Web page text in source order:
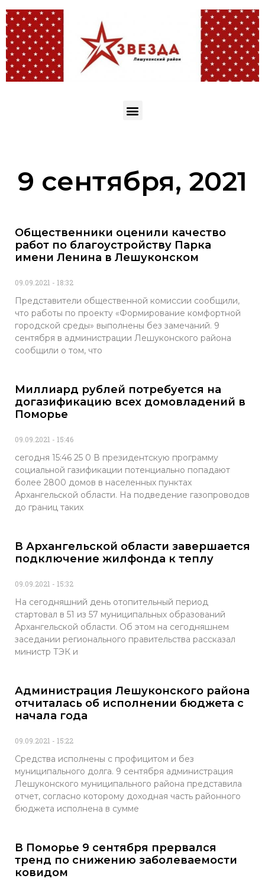
9 сентября, 2021
Общественники оценили качество
работ по благоустройству Парка
имени Ленина в Лешуконском
09.09.2021 18:32
Представители общественной комиссии сообщили,
что работы по проекту «Формирование комфортной
городской среды» выполнены без замечаний. 9
сентября в администрации Лешуконского района
сообщили о том, что
Миллиард рублей потребуется на
догазификацию всех домовладений в
Поморье
09.09.2021 15:46
сегодня 15:46 25 0 В президентскую программу
социальной газификации потенциально попадают
более 2800 домов в населенных пунктах
Архангельской области. На подведение газопроводов
до границ таких
В Архангельской области завершается
подключение жилфонда к теплу
09.09.2021 15:32
На сегодняшний день отопительный период
стартовал в 51 из 57 муниципальных образований
Архангельской области. Об этом на сегодняшнем
заседании регионального правительства рассказал
министр ТЭК и
Администрация Лешуконского района
отчиталась об исполнении бюджета с
начала года
09.09.2021 15:22
Средства исполнены с профицитом и без
муниципального долга. 9 сентября администрация
Лешуконского муниципального района представила
отчет, согласно которому доходная часть районного
бюджета исполнена в сумме
В Поморье 9 сентября прервался
тренд по снижению заболеваемости
ковидом